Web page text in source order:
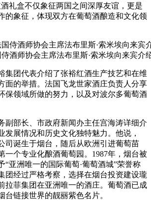
礼盒不仅象征两国之间深厚友谊，更是
的象征，体现双方在葡萄酒酿造和文化领
侍酒师协会主席法布里斯·索米埃向来宾
集团代表介绍了张裕红酒生产技艺和在维
面的举措。法国飞龙世家酒庄负责人分享
保领域所做的努力，以及对波尔多葡萄酒
副部长、市政府新闻办主任宫海涛详细介
发展情况和历史文化独特魅力。他说，
司诞生于烟台，随后从欧洲引进葡萄苗
一个专业化酿酒葡萄园。1987年，烟台被
“亚洲唯一的国际葡萄·葡萄酒城”荣誉称
团经过严格考察，选择在烟台投资建设瓏
拉菲集团在亚洲唯一的酒庄。葡萄酒已成
台链接世界的靓丽紫色名片。